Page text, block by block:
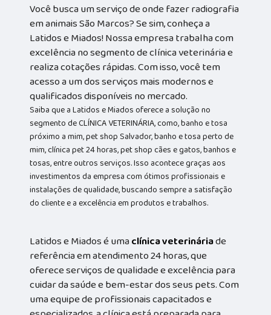
Você busca um serviço de onde fazer radiografia
em animais São Marcos? Se sim, conheça a
Latidos e Miados! Nossa empresa trabalha com
excelência no segmento de clínica veterinária e
realiza cotações rápidas. Com isso, você tem
acesso a um dos serviços mais modernos e
qualificados disponíveis no mercado.
Saiba que a Latidos e Miados oferece a solução no
segmento de CLÍNICA VETERINÁRIA, como, banho e tosa
próximo a mim, pet shop Salvador, banho e tosa perto de
mim, clínica pet 24 horas, pet shop cães e gatos, banhos e
tosas, entre outros serviços. Isso acontece graças aos
investimentos da empresa com ótimos profissionais e
instalações de qualidade, buscando sempre a satisfação
do cliente e a excelência em produtos e trabalhos.
Latidos e Miados é umaclínica veterináriade
referência em atendimento 24 horas, que
oferece serviços de qualidade e excelência para
cuidar da saúde e bem-estar dos seus pets. Com
uma equipe de profissionais capacitados e